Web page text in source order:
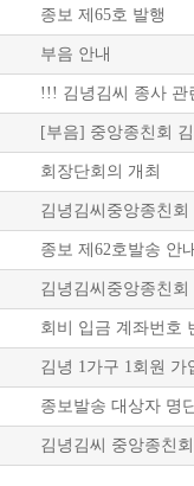
종보 제65호 발행
부음 안내
!!! 김녕김씨 종사
[부음] 중앙종친회
회장단회의 개최
김녕김씨중앙종친
종보 제62호발송 안
김녕김씨중앙종친
회비 입금 계좌번호
김녕 1가구 1회원
종보발송 대상자 명
김녕김씨 중앙종친